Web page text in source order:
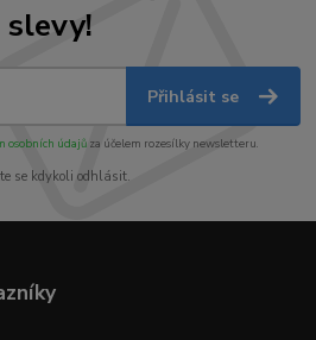
slevy!
Přihlásit se
osobních údajůza účelem rozesílky newsletteru.
se kdykoli odhlásit.